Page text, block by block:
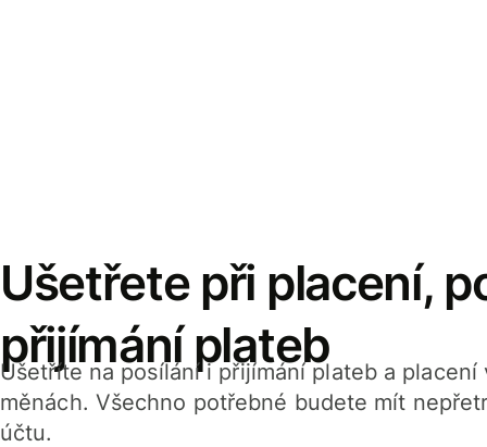
Ušetřete při placení,
přijímání plateb
Ušetříte na posílání i přijímání plateb a
měnách. Všechno potřebné budete mít
účtu.